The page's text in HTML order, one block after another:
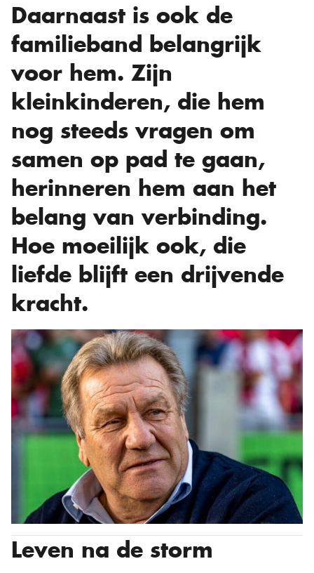
Daarnaast is ook de
familieband belangrijk
voor hem. Zijn
kleinkinderen, die hem
nog steeds vragen om
samen op pad te gaan,
herinneren hem aan het
belang van verbinding.
Hoe moeilijk ook, die
liefde blijft een drijvende
kracht.
Leven na de storm